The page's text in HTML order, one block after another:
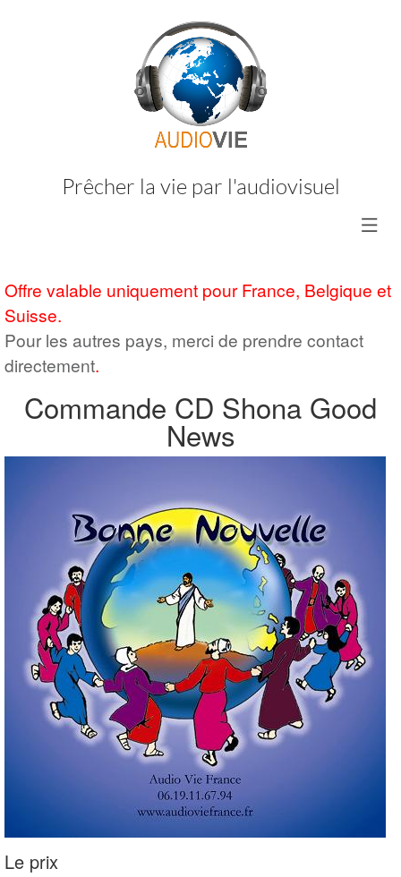
Prêcher la vie par l'audiovisuel
Offre valable uniquement pour France, Belgique et
Suisse.
Pour les autres pays, merci de prendre contact
directement.
Commande CD Shona Good
News
Le prix